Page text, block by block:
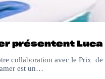
présentent
collaboration avec le Prix
est un…